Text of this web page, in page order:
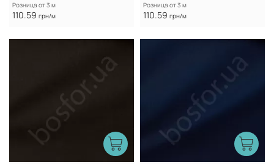
Розница от 3 м
110.59 грн/м
Розница от 3 м
110.59 грн/м